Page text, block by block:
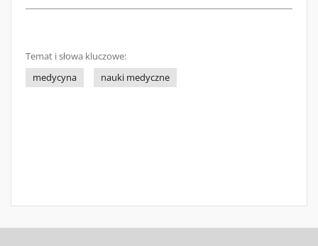
Temat i słowa kluczowe:
medycyna
nauki medyczne